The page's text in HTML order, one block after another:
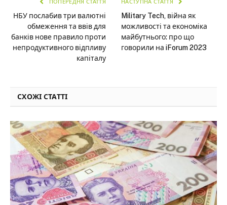
ПОПЕРЕДНЯ СТАТТЯ
НБУ послабив три валютні
обмеження та ввів для
банків нове правило проти
непродуктивного відпливу
капіталу
НАСТУПНА СТАТТЯ
Military Tech, війна як
можливості та економіка
майбутнього: про що
говорили на iForum 2023
СХОЖІ СТАТТІ